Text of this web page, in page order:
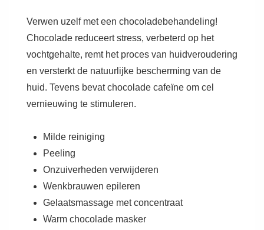
Verwen uzelf met een chocoladebehandeling!
Chocolade reduceert stress, verbeterd op het
vochtgehalte, remt het proces van huidveroudering
en versterkt de natuurlijke bescherming van de
huid. Tevens bevat chocolade cafeïne om cel
vernieuwing te stimuleren.
Milde reiniging
Peeling
Onzuiverheden verwijderen
Wenkbrauwen epileren
Gelaatsmassage met concentraat
Warm chocolade masker